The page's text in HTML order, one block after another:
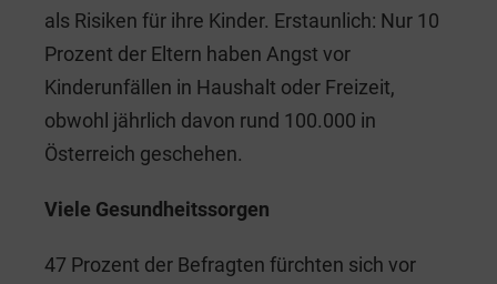
als Risiken für ihre Kinder. Erstaunlich: Nur 10
Prozent der Eltern haben Angst vor
Kinderunfällen in Haushalt oder Freizeit,
obwohl jährlich davon rund 100.000 in
Österreich geschehen.
Viele Gesundheitssorgen
47 Prozent der Befragten fürchten sich vor